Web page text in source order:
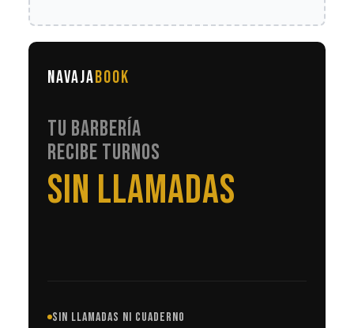
NAVAJABOOK
TU BARBERÍA
RECIBE TURNOS
EN AUTOMÁTICO
SIN LLAMADAS NI CUADERNO